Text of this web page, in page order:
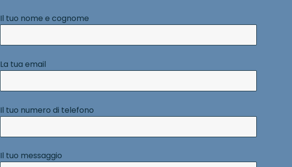
Il tuo nome e cognome
La tua email
Il tuo numero di telefono
Il tuo messaggio